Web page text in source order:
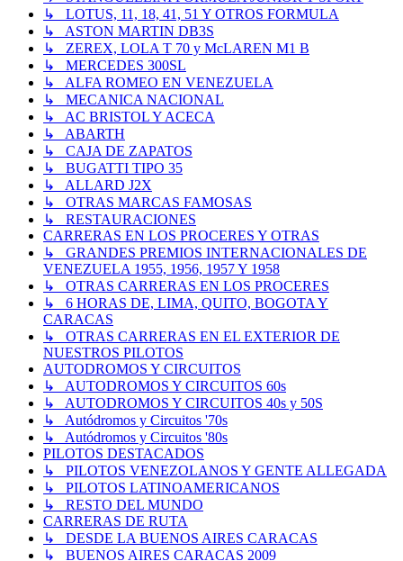
↳ LOTUS, 11, 18, 41, 51 Y OTROS FORMULA
↳ ASTON MARTIN DB3S
↳ ZEREX, LOLA T 70 y McLAREN M1 B
↳ MERCEDES 300SL
↳ ALFA ROMEO EN VENEZUELA
↳ MECANICA NACIONAL
↳ AC BRISTOL Y ACECA
↳ ABARTH
↳ CAJA DE ZAPATOS
↳ BUGATTI TIPO 35
↳ ALLARD J2X
↳ OTRAS MARCAS FAMOSAS
↳ RESTAURACIONES
CARRERAS EN LOS PROCERES Y OTRAS
↳ GRANDES PREMIOS INTERNACIONALES DE
VENEZUELA 1955, 1956, 1957 Y 1958
↳ OTRAS CARRERAS EN LOS PROCERES
↳ 6 HORAS DE, LIMA, QUITO, BOGOTA Y
CARACAS
↳ OTRAS CARRERAS EN EL EXTERIOR DE
NUESTROS PILOTOS
AUTODROMOS Y CIRCUITOS
↳ AUTODROMOS Y CIRCUITOS 60s
↳ AUTODROMOS Y CIRCUITOS 40s y 50S
↳ Autódromos y Circuitos '70s
↳ Autódromos y Circuitos '80s
PILOTOS DESTACADOS
↳ PILOTOS VENEZOLANOS Y GENTE ALLEGADA
↳ PILOTOS LATINOAMERICANOS
↳ RESTO DEL MUNDO
CARRERAS DE RUTA
↳ DESDE LA BUENOS AIRES CARACAS
↳ BUENOS AIRES CARACAS 2009